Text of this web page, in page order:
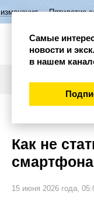
семьи в
Как не
15 июня 2026 года,
Самые
новости и
в нашем